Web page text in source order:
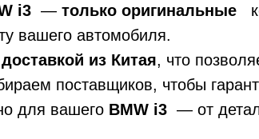
i3 — только оригинальные
вашего автомобиля.
из Китая, что
поставщиков, чтобы
для вашего BMW i3 — от